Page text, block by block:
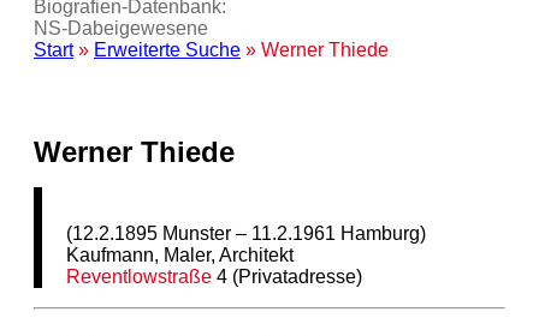
Biografien-Datenbank:
NS‑Dabeigewesene
Start» Erweiterte Suche » Werner Thiede
Werner Thiede
(12.2.1895 Munster – 11.2.1961 Hamburg)
Kaufmann, Maler, Architekt
Reventlowstraße 4 (Privatadresse)